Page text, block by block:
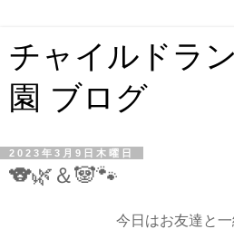
チャイルドラ
園 ブログ
2023年3月9日木曜日
🐨🌿＆🐼🐾
今日はお友達と